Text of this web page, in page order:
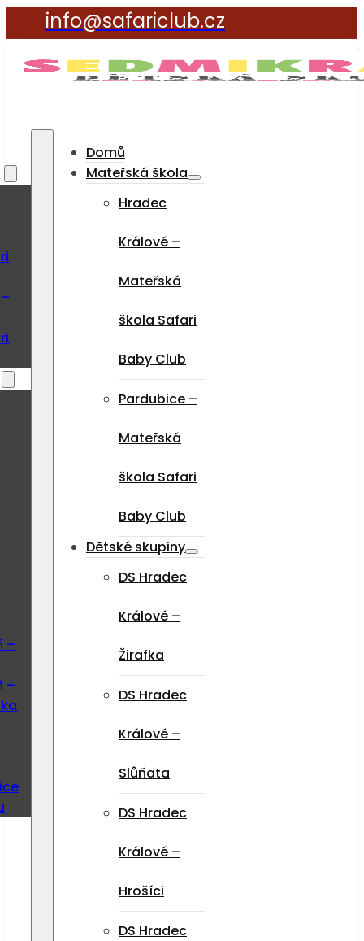
info@safariclub.cz
–
–
Domů
Mateřská škola
Hradec
Králové –
Mateřská
škola Safari
Baby Club
Pardubice –
Mateřská
škola Safari
Baby Club
Dětské skupiny
DS Hradec
Králové –
Žirafka
DS Hradec
Králové –
Slůňata
DS Hradec
Králové –
Hrošíci
DS Hradec